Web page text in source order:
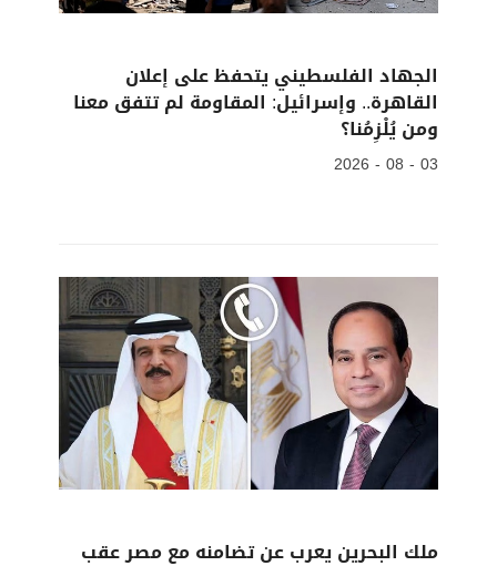
الجهاد الفلسطيني يتحفظ على إعلان
القاهرة.. وإسرائيل: المقاومة لم تتفق معنا
ومن يُلْزِمُنا؟
03 - 08 - 2026
ملك البحرين يعرب عن تضامنه مع مصر عقب